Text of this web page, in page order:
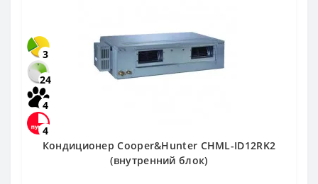
3
24
4
4
Кондиционер Cooper&Hunter CHML-ID12RK2
(внутренний блок)